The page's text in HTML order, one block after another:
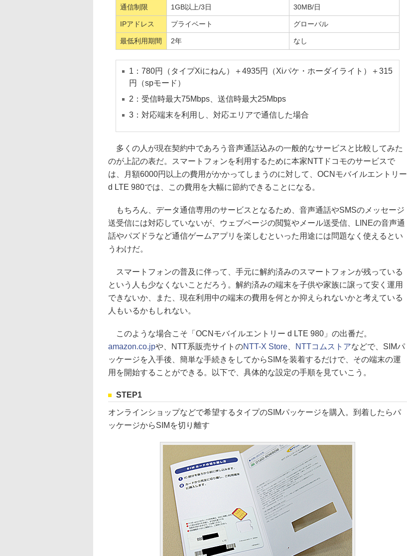
通信制限 1GB以上/3日 30MB/日
IPアドレス プライベート グローバル
最低利用期間 2年 なし
1：780円（タイプXiにねん）＋4935円（Xiパケ・ホーダイライト）＋315
円（spモード）
2：受信時最大75Mbps、送信時最大25Mbps
3：対応端末を利用し、対応エリアで通信した場合
多くの人が現在契約中であろう音声通話込みの一般的なサービスと比較してみた
のが上記の表だ。スマートフォンを利用するために本家NTTドコモのサービスで
は、月額6000円以上の費用がかかってしまうのに対して、OCNモバイルエントリー
d LTE 980では、この費用を大幅に節約できることになる。
もちろん、データ通信専用のサービスとなるため、音声通話やSMSのメッセージ
送受信には対応していないが、ウェブページの閲覧やメール送受信、LINEの音声通
話やパズドラなど通信ゲームアプリを楽しむといった用途には問題なく使えるとい
うわけだ。
スマートフォンの普及に伴って、手元に解約済みのスマートフォンが残っている
という人も少なくないことだろう。解約済みの端末を子供や家族に譲って安く運用
できないか、また、現在利用中の端末の費用を何とか抑えられないかと考えている
人もいるかもしれない。
このような場合こそ「OCNモバイルエントリー d LTE 980」の出番だ。
amazon.co.jpや、NTT系販売サイトのNTT-X Store NTTコムストアなどで、SIMパ
ッケージを入手後、簡単な手続きをしてからSIMを装着するだけで、その端末の運
用を開始することができる。以下で、具体的な設定の手順を見ていこう。
STEP1
オンラインショップなどで希望するタイプのSIMパッケージを購入。到着したらパ
ッケージからSIMを切り離す